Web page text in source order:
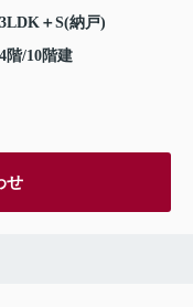
3LDK＋S(納戸)
4階/10階建
せ